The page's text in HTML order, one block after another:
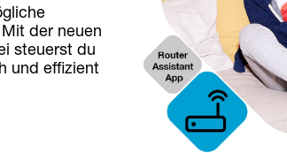
der neuen
steuerst du
und effizient